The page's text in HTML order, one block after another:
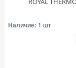
Наличие: 1 шт